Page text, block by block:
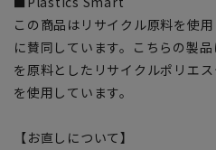
この商品はリサイクル原料を使
に賛同しています。こちらの製
を原料としたリサイクルポリエ
を使用しています。
【お直しについて】